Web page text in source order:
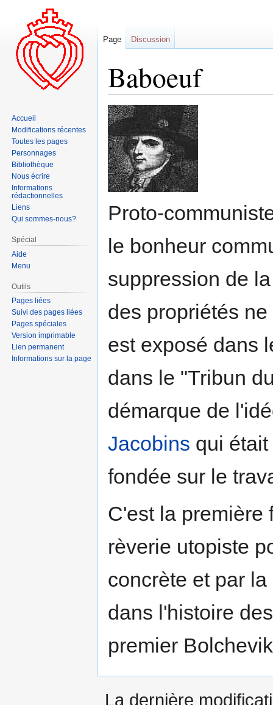
Baboeuf
Aller
à
la
navigation
Aller
à
la
recherche
Proto-
le bonheur
suppression de
des propriétés
est exposé dans
dans le "Tribun
démarque de
Jacobins qui
fondée sur le
C'est la première
rèverie utopiste
concrète et par
dans l'histoire
premier
Page Discussion
Accueil
Modifications récentes
Toutes les pages
Personnages
Bibliothèque
Nous écrire
Informations
rédactionnelles
Liens
Qui sommes-nous?
Spécial
Aide
Menu
Outils
Pages liées
Suivi des pages liées
Pages spéciales
Version imprimable
Lien permanent
Informations sur la page
La dernière